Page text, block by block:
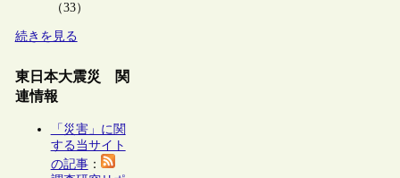
（33）
続きを見る
東日本大震災 関
連情報
「災害」に関
する当サイト
の記事：